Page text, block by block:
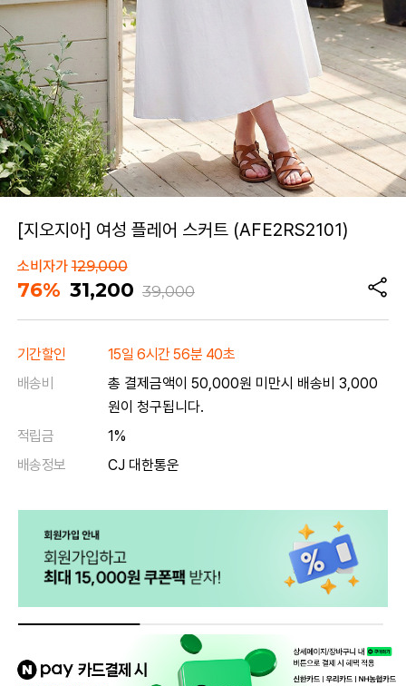
[지오지아] 여성 플레어 스커트 (AFE2RS2101)
소비자가129,000
76% 31,200 39,000
기간할인
15일 6시간 56분 40초
배송비
총 결제금액이 50,000원 미만시 배송비 3,000
원이 청구됩니다.
적립금
1%
배송정보
CJ 대한통운